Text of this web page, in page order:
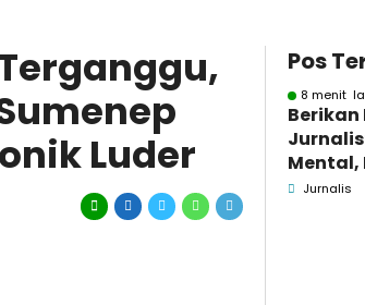
Luder
Pos
8 menit
Mental,
Bakar
Jurnalis